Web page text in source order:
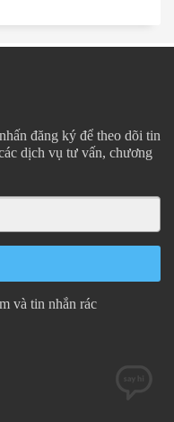
đăng ký để theo dõi tin
dịch vụ tư vấn, chương
và tin nhắn rác